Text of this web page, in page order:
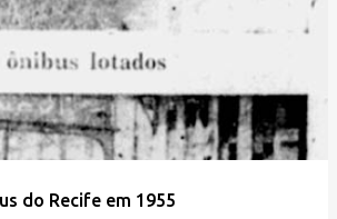
do Recife em 1955